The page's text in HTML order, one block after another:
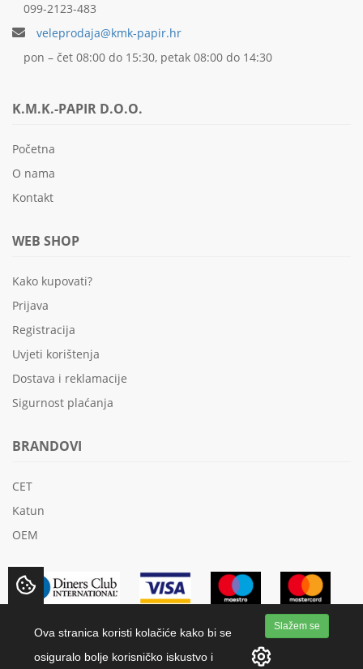
099-2123-483
veleprodaja@kmk-papir.hr
pon – čet 08:00 do 15:30, petak 08:00 do 14:30
K.M.K.-PAPIR D.O.O.
Početna
O nama
Kontakt
WEB SHOP
Kako kupovati?
Prijava
Registracija
Uvjeti korištenja
Dostava i reklamacije
Sigurnost plaćanja
BRANDOVI
CET
Katun
OEM
Ova stranica koristi kolačiće kako bi se
osiguralo bolje korisničko iskustvo i
Slažem se